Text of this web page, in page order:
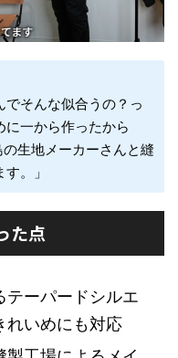
そんな似合うの？っ
一から作ったから
生地メーカーさんと縫
。」
た点
テーパードシルエ
れいめにも対応